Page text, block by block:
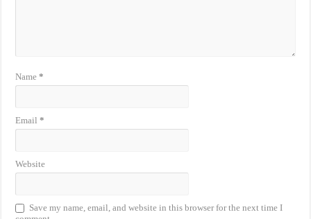
Name*
Email*
Website
Save my name, email, and website in this browser for the next time I